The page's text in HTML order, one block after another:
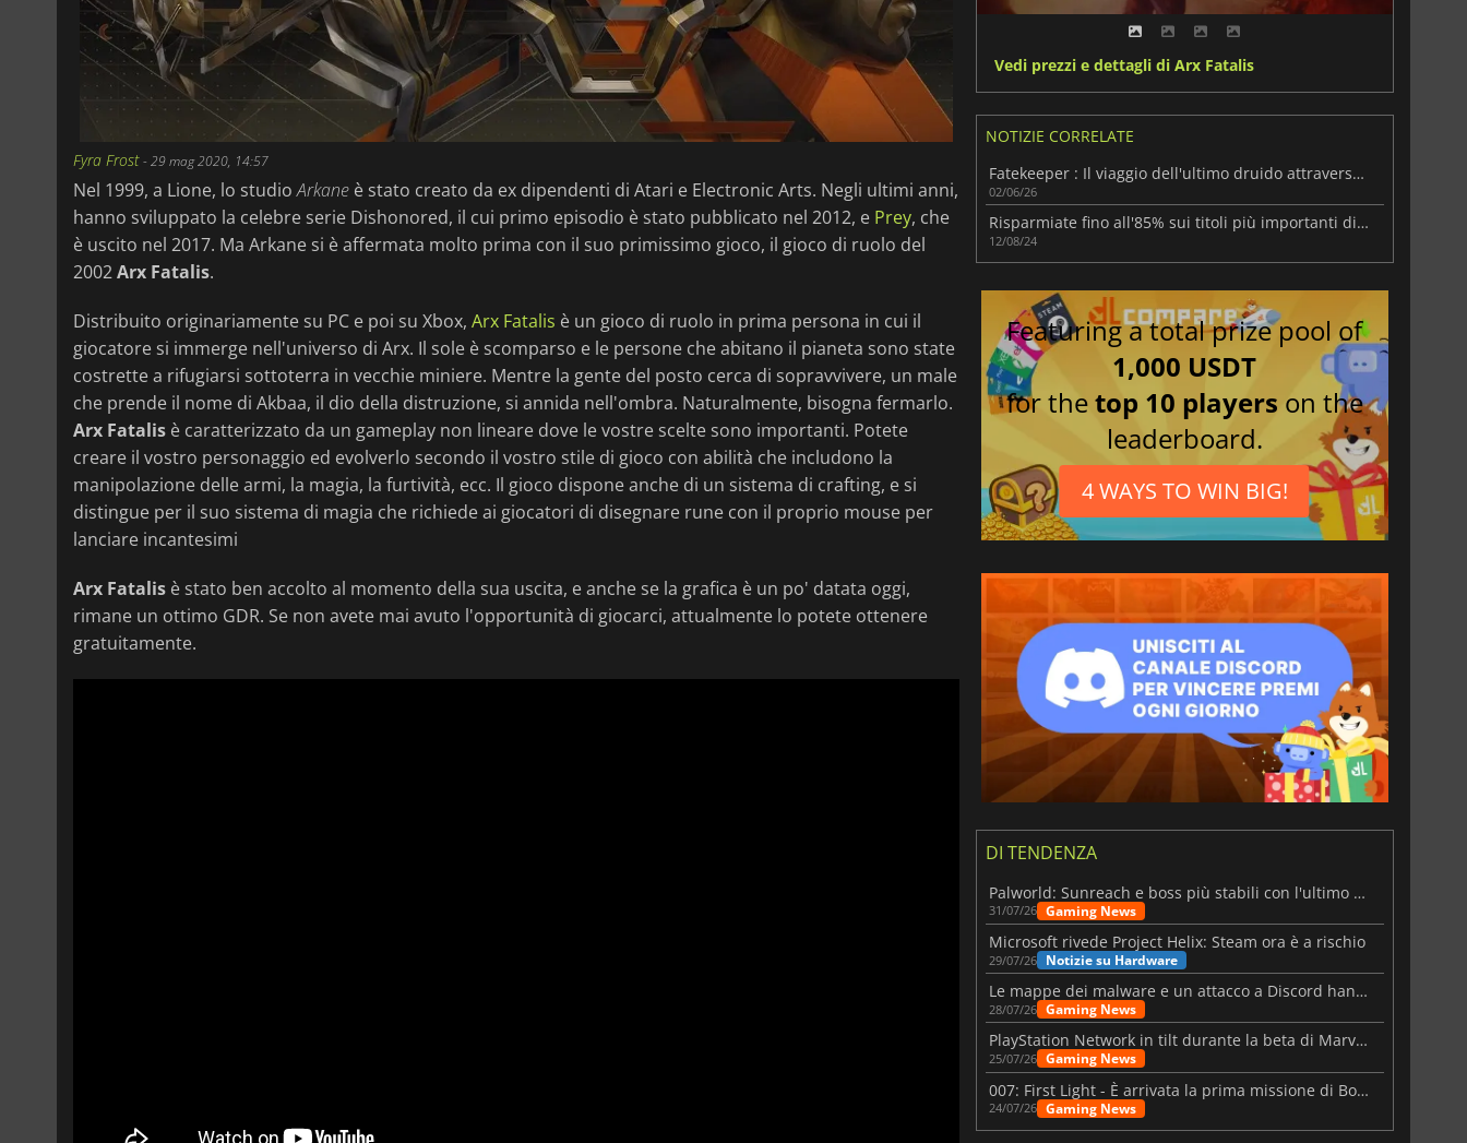
Fyra Frost-29 mag 2020, 14:57
Nel 1999, a Lione, lo studioArkane è stato creato da ex dipendenti di Atari e Electronic Arts. Negli ultimi anni,
hanno sviluppato la celebre serie Dishonored, il cui primo episodio è stato pubblicato nel 2012, e Prey, che
è uscito nel 2017. Ma Arkane si è affermata molto prima con il suo primissimo gioco, il gioco di ruolo del
2002Arx Fatalis.
Distribuito originariamente su PC e poi su Xbox, Arx Fatalis è un gioco di ruolo in prima persona in cui il
giocatore si immerge nell'universo di Arx. Il sole è scomparso e le persone che abitano il pianeta sono state
costrette a rifugiarsi sottoterra in vecchie miniere. Mentre la gente del posto cerca di sopravvivere, un male
che prende il nome di Akbaa, il dio della distruzione, si annida nell'ombra. Naturalmente, bisogna fermarlo.
Arx Fatalis è caratterizzato da un gameplay non lineare dove le vostre scelte sono importanti. Potete
creare il vostro personaggio ed evolverlo secondo il vostro stile di gioco con abilità che includono la
manipolazione delle armi, la magia, la furtività, ecc. Il gioco dispone anche di un sistema di crafting, e si
distingue per il suo sistema di magia che richiede ai giocatori di disegnare rune con il proprio mouse per
lanciare incantesimi
Arx Fatalis è stato ben accolto al momento della sua uscita, e anche se la grafica è un po' datata oggi,
rimane un ottimo GDR. Se non avete mai avuto l'opportunità di giocarci, attualmente lo potete ottenere
gratuitamente.
Vedi prezzi e dettagli di Arx Fatalis
NOTIZIE CORRELATE
Fatekeeper : Il viaggio dell'ultimo druido attraverso un mondo morente
02/06/26
Risparmiate fino all'85% sui titoli più importanti di Bethesda nell'enorme vendita di Steam della QuakeCon
12/08/24
Featuring a total prize pool of
1,000 USDT
for thetop 10 players on the
leaderboard.
4 WAYS TO WIN BIG!
DI TENDENZA
Palworld: Sunreach e boss più stabili con l'ultimo update
31/07/26 Gaming News
Microsoft rivede Project Helix: Steam ora è a rischio
29/07/26 Notizie su Hardware
Le mappe dei malware e un attacco a Discord hanno colpito Meccha Chameleon
28/07/26 Gaming News
PlayStation Network in tilt durante la beta di Marvel Tōkon
25/07/26 Gaming News
007: First Light - È arrivata la prima missione di Bond dopo il lancio
24/07/26 Gaming News